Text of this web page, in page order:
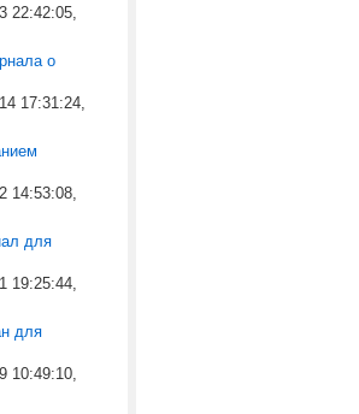
22:42:05,
о
17:31:24,
14:53:08,
для
19:25:44,
для
10:49:10,